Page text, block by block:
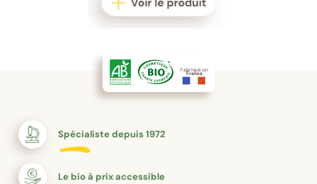
Fabriqué en
France
Spécialiste depuis 1972
Le bio à prix accessible